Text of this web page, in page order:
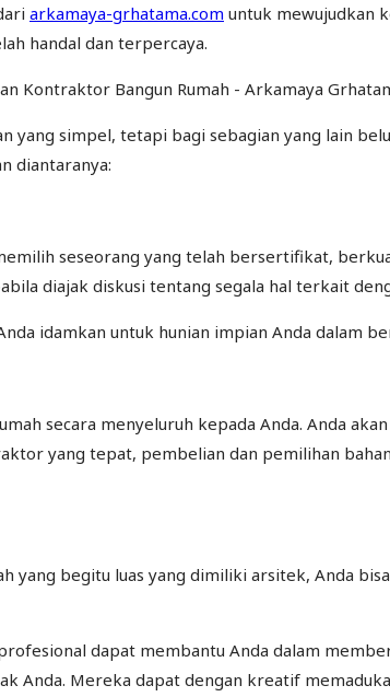
arkamaya-grhatama.com untuk mewujudkan
handal dan terpercaya.
simpel, tetapi bagi sebagian yang lain
diantaranya:
seseorang yang telah bersertifikat,
diajak diskusi tentang segala hal terkait
idamkan untuk hunian impian Anda dalam
secara menyeluruh kepada Anda. Anda
yang tepat, pembelian dan pemilihan
begitu luas yang dimiliki arsitek, Anda
dapat membantu Anda dalam
Anda. Mereka dapat dengan kreatif